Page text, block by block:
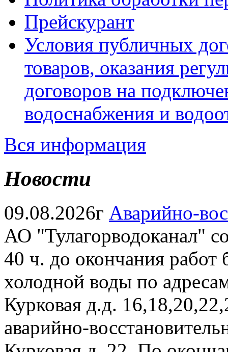
Прейскурант
Условия публичных
товаров, оказания
договоров на
водоснабжения и
Вся информация
Новости
09.08.2026г Аварийно-
АО "Тулагорводоканал"
40 ч. до окончания работ
холодной воды по
Курковая д.д.
аварийно-